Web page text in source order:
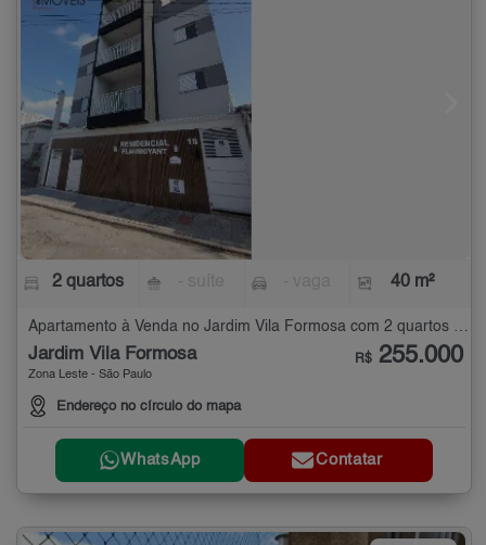
2 quartos 40 m²
Jardim Vila Formosa
Zona Leste - São Paulo
Endereço no círculo do mapa
R$ 255.000
WhatsApp Contatar